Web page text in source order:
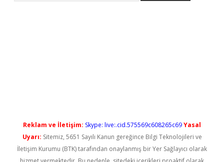
Reklam ve İletişim: Skype: live:.cid.575569c608265c69Yasal
Uyarı: Sitemiz, 5651 Sayılı Kanun gereğince Bilgi Teknolojileri ve
İletişim Kurumu (BTK) tarafından onaylanmış bir Yer Sağlayıcı olarak